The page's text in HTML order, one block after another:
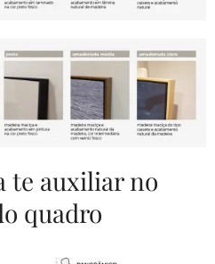
te auxiliar no
quadro